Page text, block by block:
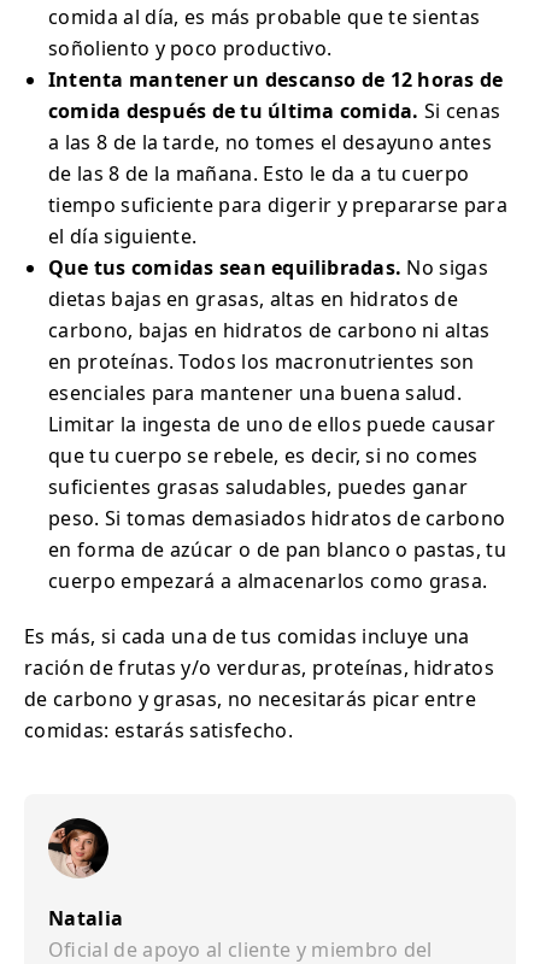
comida al día, es más probable que te sientas
soñoliento y poco productivo.
Intenta mantener un descanso de 12 horas de
comida después de tu última comida. Si cenas
a las 8 de la tarde, no tomes el desayuno antes
de las 8 de la mañana. Esto le da a tu cuerpo
tiempo suficiente para digerir y prepararse para
el día siguiente.
Que tus comidas sean equilibradas. No sigas
dietas bajas en grasas, altas en hidratos de
carbono, bajas en hidratos de carbono ni altas
en proteínas. Todos los macronutrientes son
esenciales para mantener una buena salud.
Limitar la ingesta de uno de ellos puede causar
que tu cuerpo se rebele, es decir, si no comes
suficientes grasas saludables, puedes ganar
peso. Si tomas demasiados hidratos de carbono
en forma de azúcar o de pan blanco o pastas, tu
cuerpo empezará a almacenarlos como grasa.
Es más, si cada una de tus comidas incluye una
ración de frutas y/o verduras, proteínas, hidratos
de carbono y grasas, no necesitarás picar entre
comidas: estarás satisfecho.
Natalia
Oficial de apoyo al cliente y miembro del